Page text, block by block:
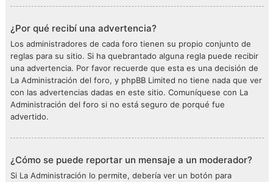
¿Por qué recibí una advertencia?
Los administradores de cada foro tienen su propio conjunto de
reglas para su sitio. Si ha quebrantado alguna regla puede recibir
una advertencia. Por favor recuerde que esta es una decisión de
La Administración del foro, y phpBB Limited no tiene nada que ver
con las advertencias dadas en este sitio. Comuníquese con La
Administración del foro si no está seguro de porqué fue
advertido.
¿Cómo se puede reportar un mensaje a un moderador?
Si La Administración lo permite, debería ver un botón para